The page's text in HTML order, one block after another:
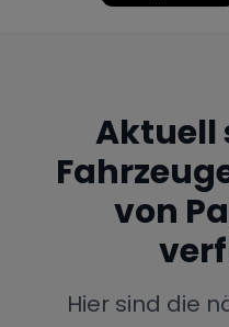
McLaren
Tesla
Wann
Zeitraum wählen
Aktuell
von
Hier sind die